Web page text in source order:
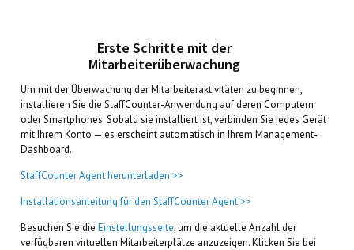
Erste Schritte mit der
Mitarbeiterüberwachung
Um mit der Überwachung der Mitarbeiteraktivitäten zu beginnen,
installieren Sie die StaffCounter-Anwendung auf deren Computern
oder Smartphones. Sobald sie installiert ist, verbinden Sie jedes Gerät
mit Ihrem Konto — es erscheint automatisch in Ihrem Management-
Dashboard.
StaffCounter Agent herunterladen >>
Installationsanleitung für den StaffCounter Agent >>
Besuchen Sie dieEinstellungsseite, um die aktuelle Anzahl der
verfügbaren virtuellen Mitarbeiterplätze anzuzeigen. Klicken Sie bei